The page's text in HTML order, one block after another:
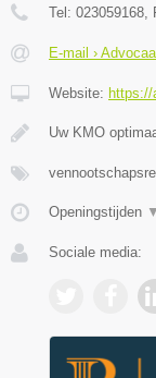
Tel: 023059168
E-mail ›
Website: https://
Uw KMO
Openingstijden ▼
Sociale media: